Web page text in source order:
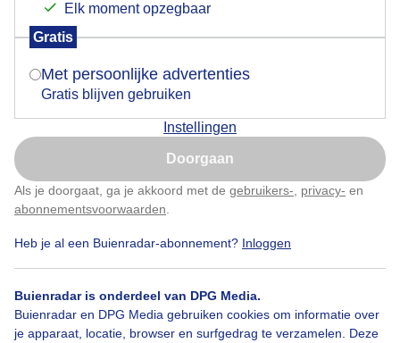
Elk moment opzegbaar
Gratis
Met persoonlijke advertenties
Gratis blijven gebruiken
Instellingen
Doorgaan
Als je doorgaat, ga je akkoord met de gebruikers- privacy- en
abonnementsvoorwaarden
Heb je al een Buienradar-abonnement? Inloggen
Buienradar is onderdeel van DPG Media.
Buienradar en DPG Media gebruiken cookies om informatie over
je apparaat, locatie, browser en surfgedrag te verzamelen. Deze
Door: Maddy Koster Gemaakt: 14-06-2026, 32x bekeken
Is goed, toon de popup
Nu niet, misschien later
Klik hierom dit aan te passen